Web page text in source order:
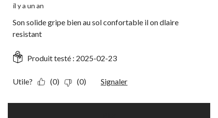
il y a un an
Son solide gripe bien au sol confortable il on dlaire
resistant
Produit testé : 2025-02-23
Utile? (0) (0) Signaler